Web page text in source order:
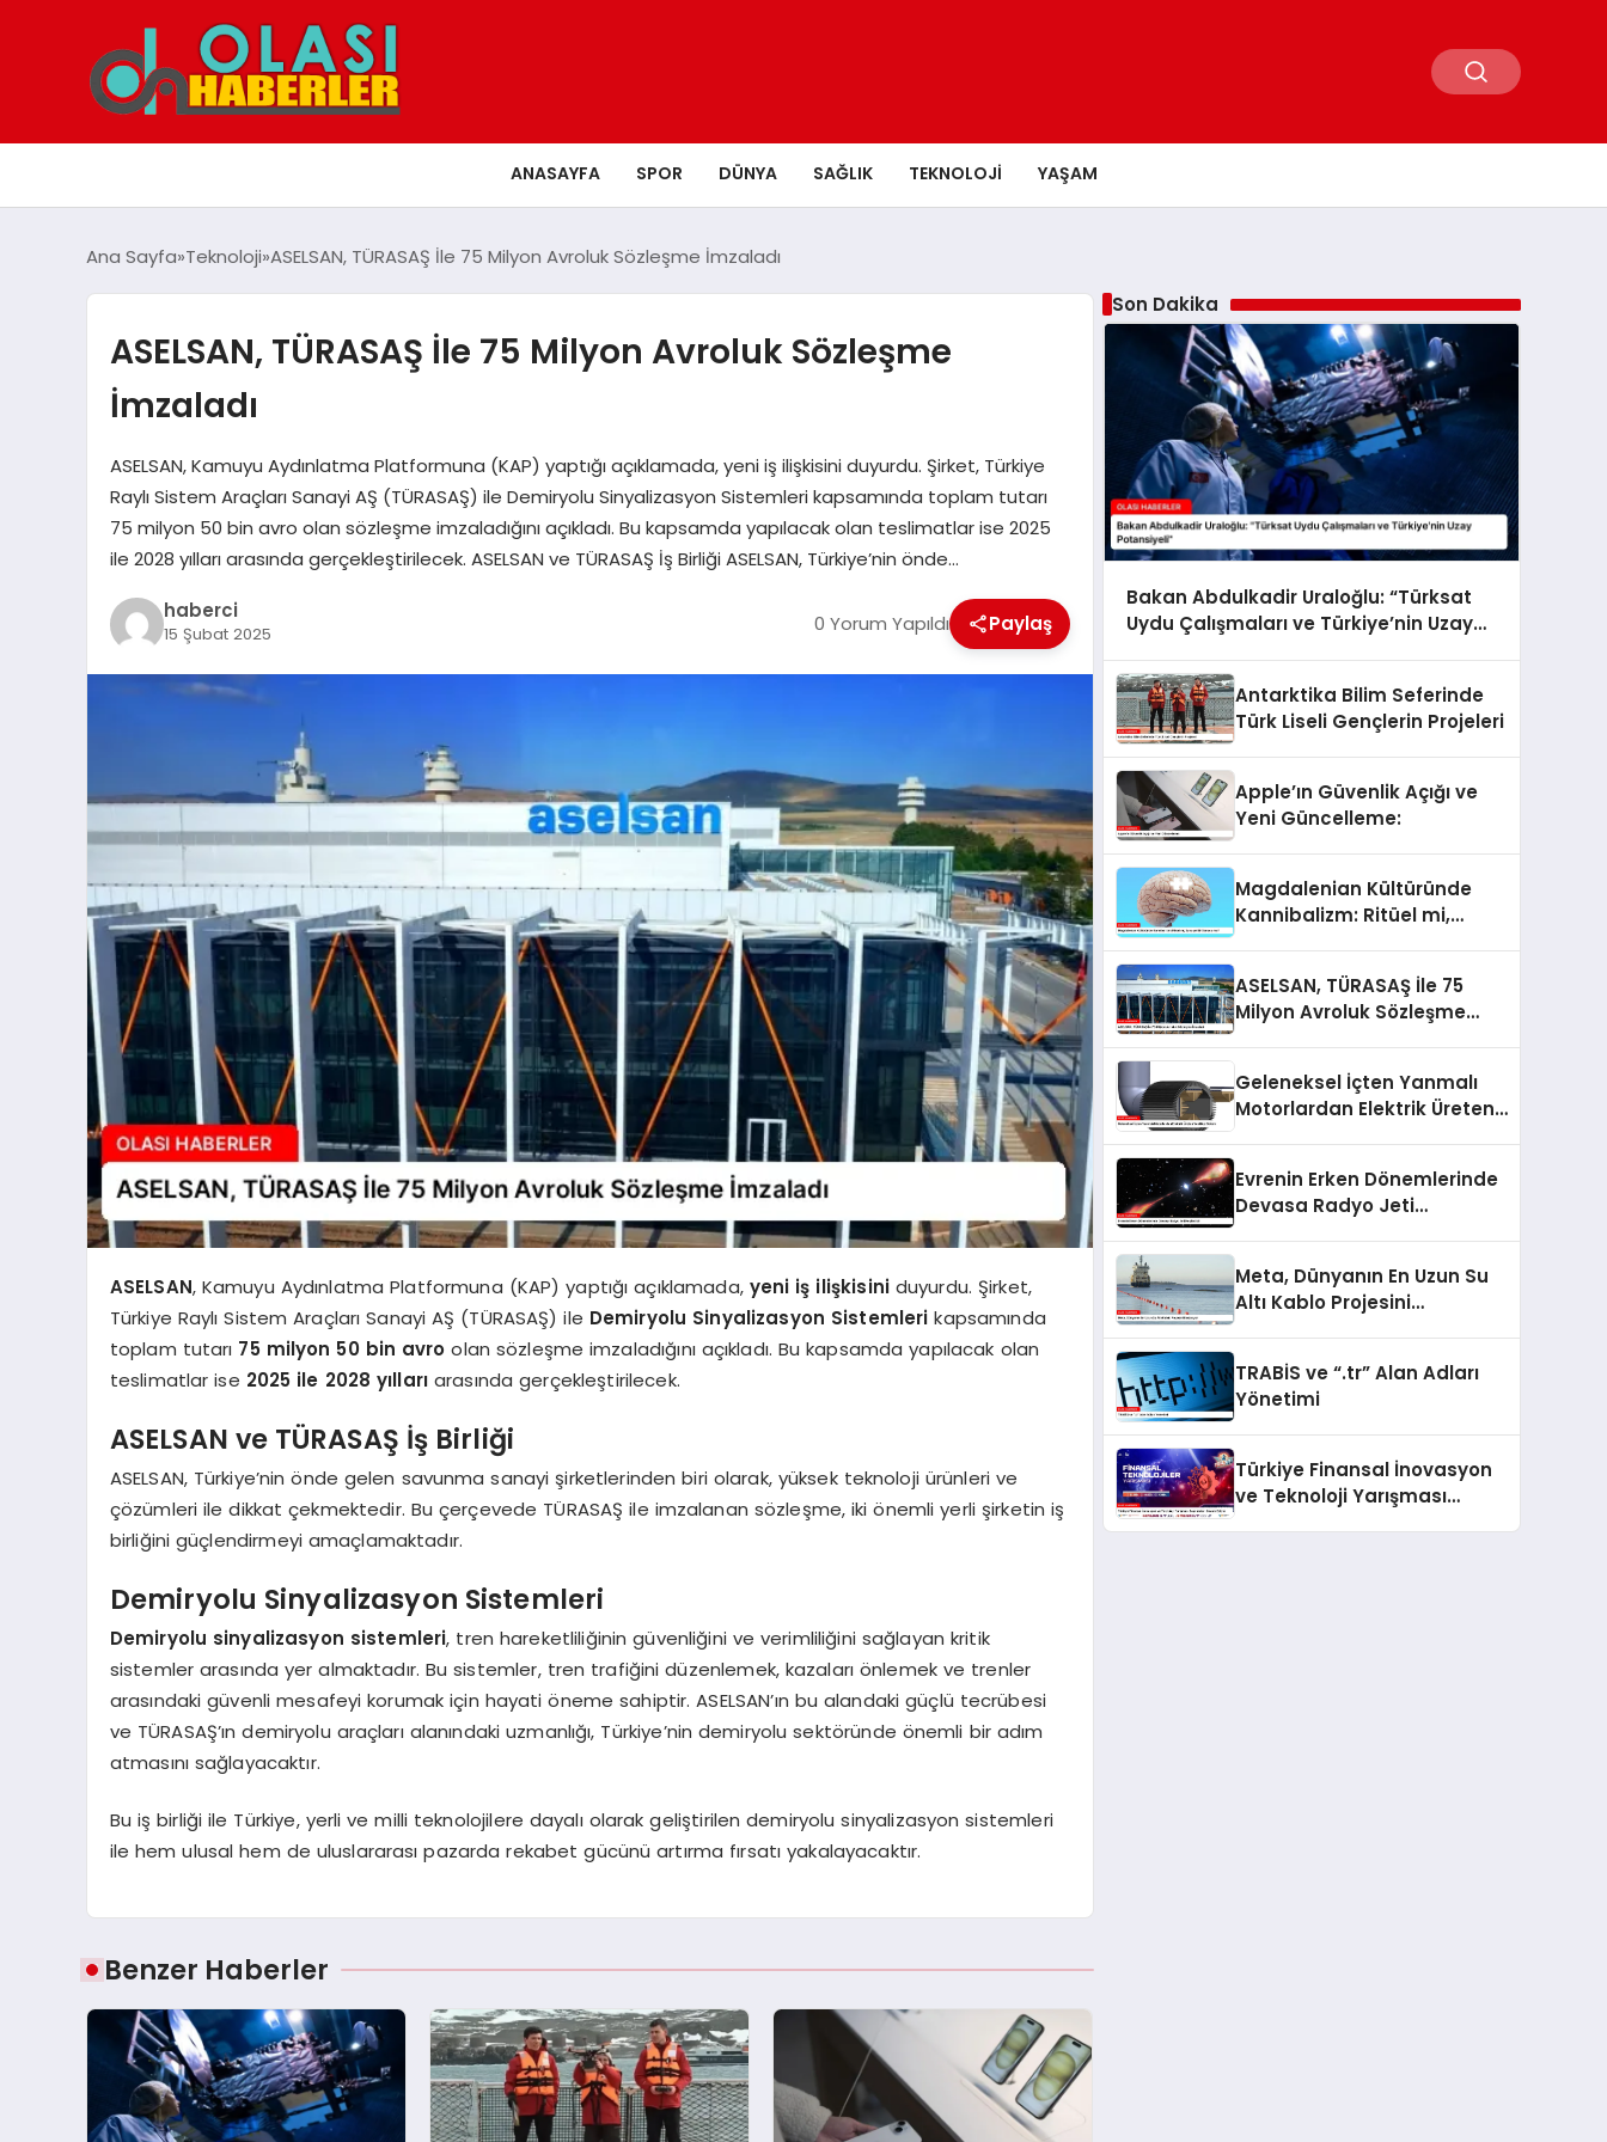
ANASAYFA SPOR DÜNYA SAĞLIK TEKNOLOJI YAŞAM
Ana Sayfa Teknoloji ASELSAN, TÜRASAŞ İle 75 Milyon Avroluk Sözleşme İmzaladı
ASELSAN, TÜRASAŞ İle 75 Milyon Avroluk Sözleşme
İmzaladı
ASELSAN, Kamuyu Aydınlatma Platformuna (KAP) yaptığı açıklamada, yeni iş ilişkisini duyurdu. Şirket, Türkiye
Raylı Sistem Araçları Sanayi AŞ (TÜRASAŞ) ile Demiryolu Sinyalizasyon Sistemleri kapsamında toplam tutarı
75 milyon 50 bin avro olan sözleşme imzaladığını açıkladı. Bu kapsamda yapılacak olan teslimatlar ise 2025
ile 2028 yılları arasında gerçekleştirilecek. ASELSAN ve TÜRASAŞ İş Birliği ASELSAN, Türkiye’nin önde…
haberci
15 Şubat 2025 0 Yorum Yapıldı Paylaş
ASELSAN, Kamuyu Aydınlatma Platformuna (KAP) yaptığı açıklamada, yeni iş ilişkisiniduyurdu. Şirket,
Türkiye Raylı Sistem Araçları Sanayi AŞ (TÜRASAŞ) ile Demiryolu Sinyalizasyon Sistemleri kapsamında
toplam tutarı 75 milyon 50 bin avro olan sözleşme imzaladığını açıkladı. Bu kapsamda yapılacak olan
teslimatlar ise 2025 ile 2028 yılları arasında gerçekleştirilecek.
ASELSAN ve TÜRASAŞ İş Birliği
ASELSAN, Türkiye’nin önde gelen savunma sanayi şirketlerinden biri olarak, yüksek teknoloji ürünleri ve
çözümleri ile dikkat çekmektedir. Bu çerçevede TÜRASAŞ ile imzalanan sözleşme, iki önemli yerli şirketin iş
birliğini güçlendirmeyi amaçlamaktadır.
Demiryolu Sinyalizasyon Sistemleri
Demiryolu sinyalizasyon sistemleri, tren hareketliliğinin güvenliğini ve verimliliğini sağlayan kritik
sistemler arasında yer almaktadır. Bu sistemler, tren trafiğini düzenlemek, kazaları önlemek ve trenler
arasındaki güvenli mesafeyi korumak için hayati öneme sahiptir. ASELSAN’ın bu alandaki güçlü tecrübesi
ve TÜRASAŞ’ın demiryolu araçları alanındaki uzmanlığı, Türkiye’nin demiryolu sektöründe önemli bir adım
atmasını sağlayacaktır.
Bu iş birliği ile Türkiye, yerli ve milli teknolojilere dayalı olarak geliştirilen demiryolu sinyalizasyon sistemleri
ile hem ulusal hem de uluslararası pazarda rekabet gücünü artırma fırsatı yakalayacaktır.
Benzer Haberler
Son Dakika
Bakan Abdulkadir Uraloğlu: “Türksat
Uydu Çalışmaları ve Türkiye’nin Uzay
Antarktika Bilim Seferinde
Türk Liseli Gençlerin Projeleri
Apple’ın Güvenlik Açığı ve
Yeni Güncelleme:
Magdalenian Kültüründe
Kannibalizm: Ritüel mi,
ASELSAN, TÜRASAŞ İle 75
Milyon Avroluk Sözleşme
Geleneksel İçten Yanmalı
Motorlardan Elektrik Üreten
Evrenin Erken Dönemlerinde
Devasa Radyo Jeti
Meta, Dünyanın En Uzun Su
Altı Kablo Projesini
TRABİS ve “.tr” Alan Adları
Yönetimi
Türkiye Finansal İnovasyon
ve Teknoloji Yarışması